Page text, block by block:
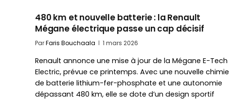
480 km et nouvelle batterie : la Renault
Mégane électrique passe un cap décisif
ParFaris Bouchaala 1 mars 2026
Renault annonce une mise à jour de la Mégane E-Tech
Electric, prévue ce printemps. Avec une nouvelle chimie
de batterie lithium-fer-phosphate et une autonomie
dépassant 480 km, elle se dote d’un design sportif